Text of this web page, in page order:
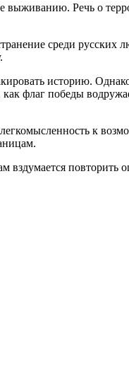
Речь о
среди
историю.
флаг победы
к
вздумается